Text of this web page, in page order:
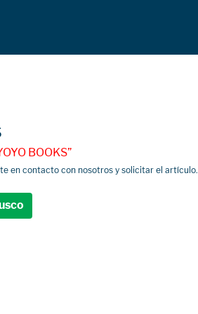
BOOKS”
en contacto con nosotros y solicitar el artículo.